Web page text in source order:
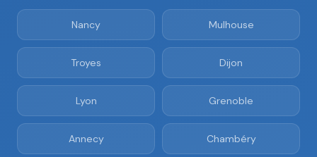
Nancy Mulhouse
Troyes Dijon
Lyon Grenoble
Annecy Chambéry